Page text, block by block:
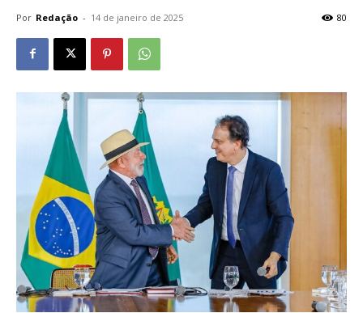
Por Redação - 14 de janeiro de 2025 80